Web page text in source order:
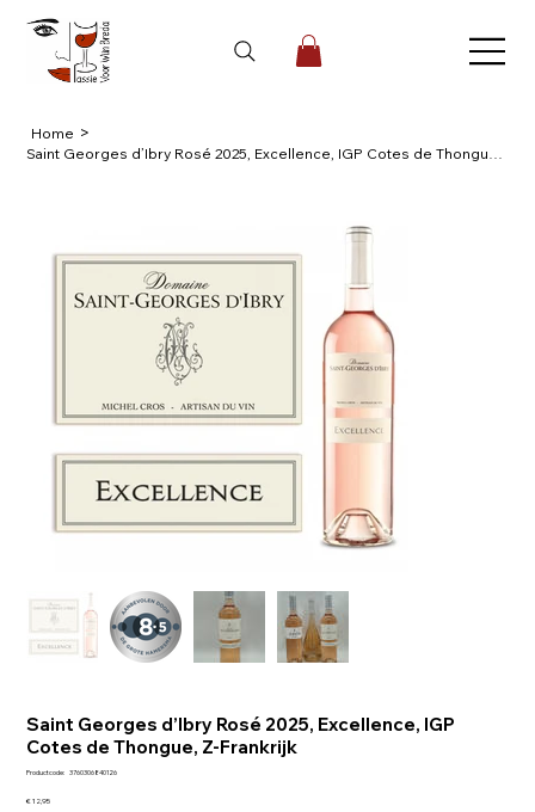
Home >
Saint Georges d’Ibry Rosé 2025, Excellence, IGP
Cotes de Thongue, Z-Frankrijk
Productcode:
Productcode
3760306840126
Prijs
€ 12,95